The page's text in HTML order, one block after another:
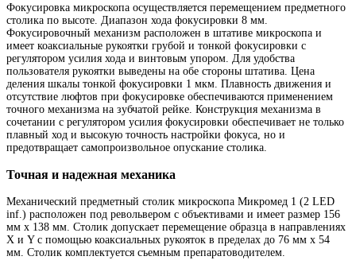
Фокусировка микроскопа осуществляется перемещением предметного
столика по высоте. Диапазон хода фокусировки 8 мм.
Фокусировочный механизм расположен в штативе микроскопа и
имеет коаксиальные рукоятки грубой и тонкой фокусировки с
регулятором усилия хода и винтовым упором. Для удобства
пользователя рукоятки выведены на обе стороны штатива. Цена
деления шкалы тонкой фокусировки 1 мкм. Плавность движения и
отсутствие люфтов при фокусировке обеспечиваются применением
точного механизма на зубчатой рейке. Конструкция механизма в
сочетании с регулятором усилия фокусировки обеспечивает не только
плавный ход и высокую точность настройки фокуса, но и
предотвращает самопроизвольное опускание столика.
Точная и надежная механика
Механический предметный столик микроскопа Микромед 1 (2 LED
inf.) расположен под револьвером с объективами и имеет размер 156
мм х 138 мм. Столик допускает перемещение образца в направлениях
X и Y с помощью коаксиальных рукояток в пределах до 76 мм x 54
мм. Столик комплектуется съемным препаратоводителем.